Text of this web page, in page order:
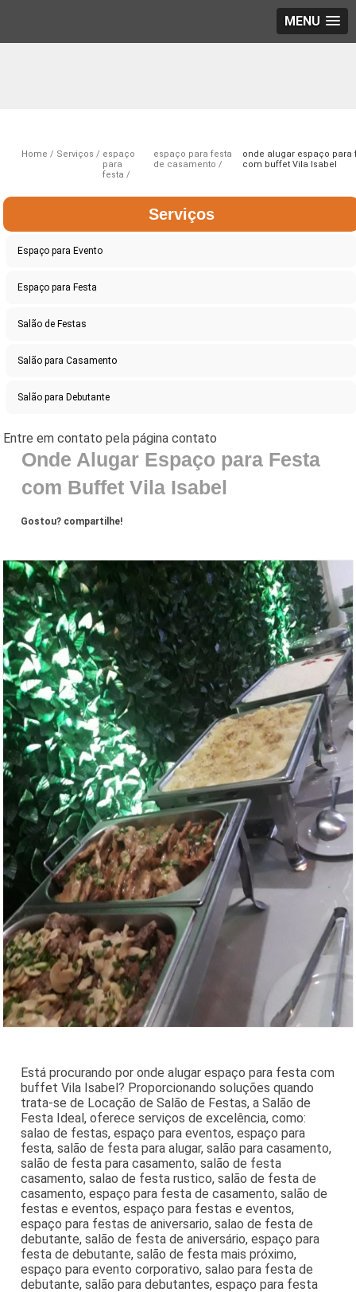
MENU
Home Serviços
espaço
para
festa
espaço para festa
de casamento
onde alugar espaço para
com buffet Vila Isabel
Serviços
Espaço para Evento
Espaço para Festa
Salão de Festas
Salão para Casamento
Salão para Debutante
Onde Alugar Espaço para Festa
com Buffet Vila Isabel
Gostou? compartilhe!
Está procurando por onde alugar espaço para festa com
buffet Vila Isabel? Proporcionando soluções quando
trata-se de Locação de Salão de Festas, a Salão de
Festa Ideal, oferece serviços de excelência, como:
salao de festas, espaço para eventos, espaço para
festa, salão de festa para alugar, salão para casamento,
salão de festa para casamento, salão de festa
casamento, salao de festa rustico, salão de festa de
casamento, espaço para festa de casamento, salão de
festas e eventos, espaço para festas e eventos,
espaço para festas de aniversario, salao de festa de
debutante, salão de festa de aniversário, espaço para
festa de debutante, salão de festa mais próximo,
espaço para evento corporativo, salao para festa de
debutante, salão para debutantes, espaço para festa